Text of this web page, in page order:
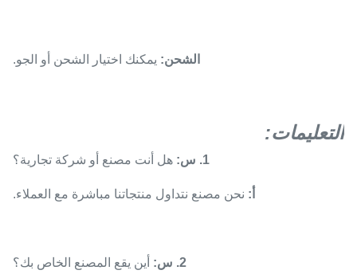
الشحن: يمكنك اختيار الشحن أو الجو.
التعليمات:
1. س: هل أنت مصنع أو شركة تجارية؟
أ: نحن مصنع نتداول منتجاتنا مباشرة مع العملاء.
2. س: أين يقع المصنع الخاص بك؟